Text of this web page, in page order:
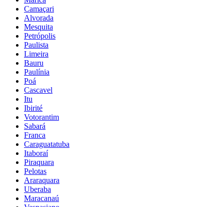
Camaçari
Alvorada
Mesquita
Petrópolis
Paulista
Limeira
Bauru
Paulínia
Poá
Cascavel
Itu
Ibirité
Votorantim
Sabará
Franca
Caraguatatuba
Itaboraí
Piraquara
Pelotas
Araraquara
Uberaba
Maracanaú